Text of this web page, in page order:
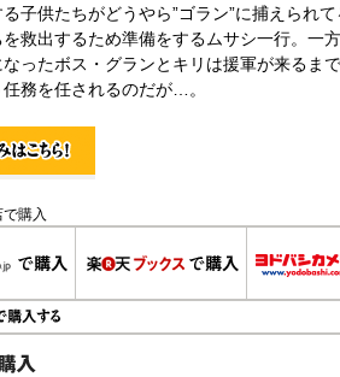
子供たちがどうやら”ゴラン”に捕えられ
救出するため準備をするムサシ一行。一
ったボス・グランとキリは援軍が来るま
務を任されるのだが…。
購入